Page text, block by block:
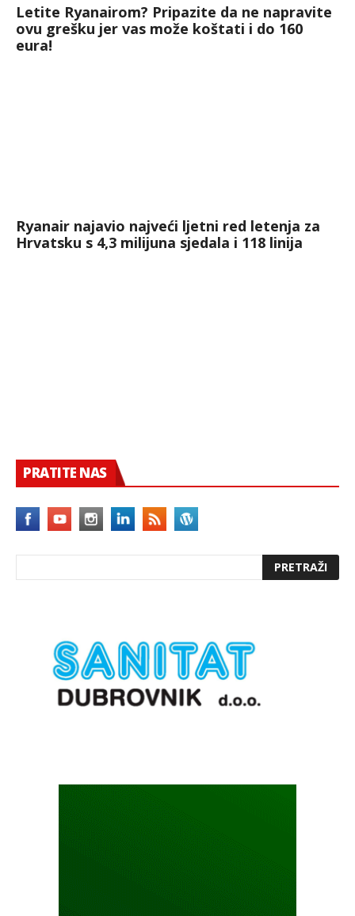
Letite Ryanairom? Pripazite da ne napravite
ovu grešku jer vas može koštati i do 160
eura!
Ryanair najavio najveći ljetni red letenja za
Hrvatsku s 4,3 milijuna sjedala i 118 linija
PRATITE NAS